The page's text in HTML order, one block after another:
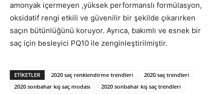
amonyak içermeyen ,yüksek performanslı formülasyon,
oksidatif rengi etkili ve güvenilir bir şekilde çıkarırken
saçın bütünlüğünü koruyor. Ayrıca, bakımlı ve esnek bir
saç için besleyici PQ10 ile zenginleştirilmiştir.
ETIKETLER 2020 saç renklendirme trendleri
2020 saç trendleri
2020 sonbahar kış saç modası
2020 sonbahar kış saç trendleri